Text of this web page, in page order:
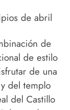
de abril
de
de estilo
de una
del templo
del Castillo